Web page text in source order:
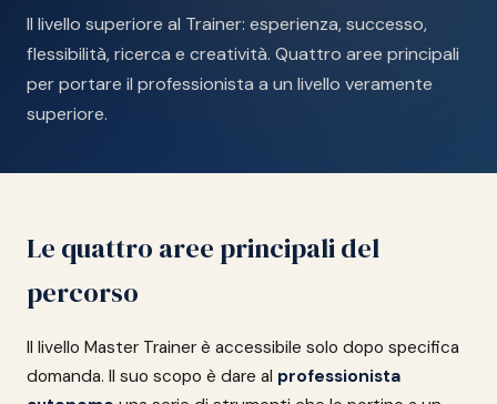
Il livello superiore al Trainer: esperienza, successo,
flessibilità, ricerca e creatività. Quattro aree principali
per portare il professionista a un livello veramente
superiore.
Le quattro aree principali del
percorso
Il livello Master Trainer è accessibile solo dopo specifica
domanda. Il suo scopo è dare al professionista